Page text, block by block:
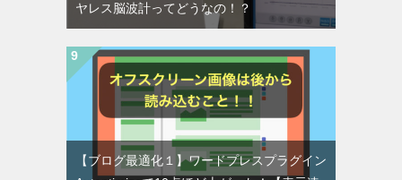
ヤレス脳波計ってどうなの！？
【ブログ最適化１】ワードプレスプラグイン